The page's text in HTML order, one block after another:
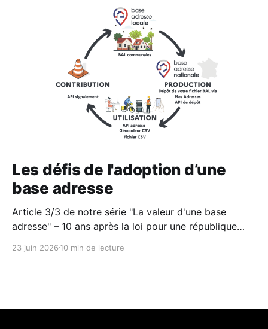
Les défis de l'adoption d’une
base adresse
Article 3/3 de notre série "La valeur d'une base
adresse" – 10 ans après la loi pour une république
le cas particulier de la donnée adresse
23 juin 2026 10 min de lecture